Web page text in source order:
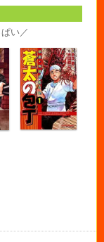
い／